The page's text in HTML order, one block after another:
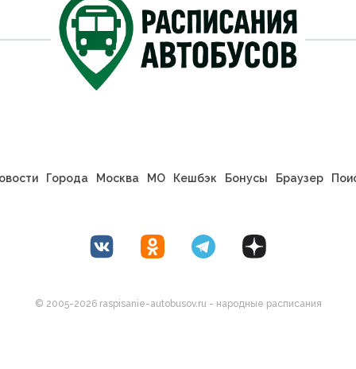
Города Москва МО Кешбэк Бонусы Браузер
© 2005-2026 raspisanie-autobusov.ru - народные расписания